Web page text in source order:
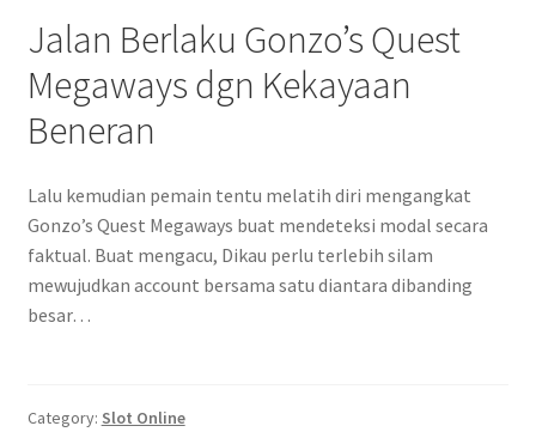
Jalan Berlaku Gonzo’s Quest
Megaways dgn Kekayaan
Beneran
Lalu kemudian pemain tentu melatih diri mengangkat
Gonzo’s Quest Megaways buat mendeteksi modal secara
faktual. Buat mengacu, Dikau perlu terlebih silam
mewujudkan account bersama satu diantara dibanding
besar…
Category: Slot Online